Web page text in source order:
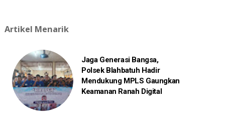
Artikel Menarik
Jaga Generasi Bangsa,
Polsek Blahbatuh Hadir
Mendukung MPLS Gaungkan
Keamanan Ranah Digital